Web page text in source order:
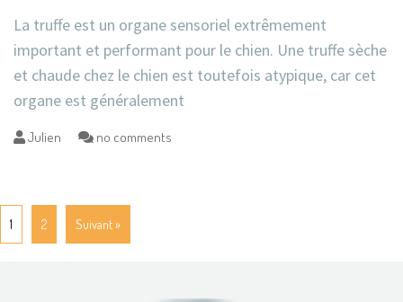
La truffe est un organe sensoriel extrêmement
important et performant pour le chien. Une truffe sèche
et chaude chez le chien est toutefois atypique, car cet
organe est généralement
Julien no comments
1 2 Suivant »